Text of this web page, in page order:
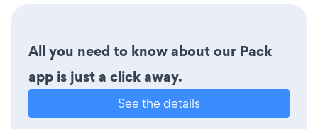
All you need to know about our Pack
app is just a click away.
See the details